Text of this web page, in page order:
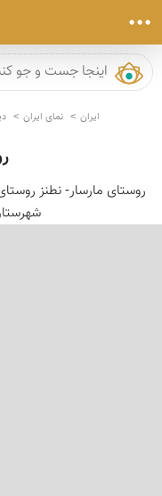
ایران نمای ایران
روستای مارسار- نطنز